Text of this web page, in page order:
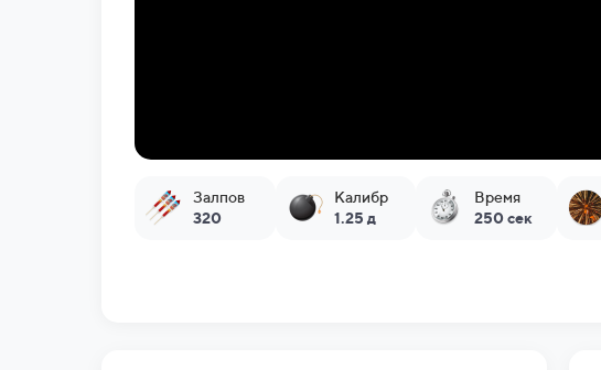
Залпов
320
Калибр
1.25 д
Время
250 сек